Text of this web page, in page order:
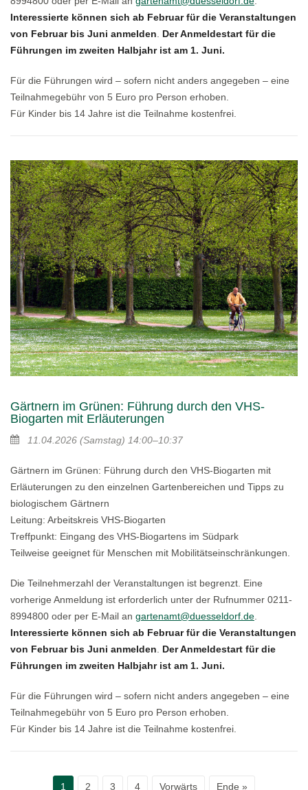
Interessierte können sich ab Februar für die Veranstaltungen
von Februar bis Juni anmelden
Der Anmeldestart für die
Führungen im zweiten Halbjahr ist am 1. Juni.
Für die Führungen wird – sofern nicht anders angegeben – eine
Teilnahmegebühr von 5 Euro pro Person erhoben.
Für Kinder bis 14 Jahre ist die Teilnahme kostenfrei.
Gärtnern im Grünen: Führung durch den VHS-
Biogarten mit Erläuterungen
11.04.2026 (Samstag) 14:00–10:37
Gärtnern im Grünen: Führung durch den VHS-Biogarten mit
Erläuterungen zu den einzelnen Gartenbereichen und Tipps zu
biologischem Gärtnern
Leitung: Arbeitskreis VHS-Biogarten
Treffpunkt: Eingang des VHS-Biogartens im Südpark
Teilweise geeignet für Menschen mit Mobilitätseinschränkungen.
Die Teilnehmerzahl der Veranstaltungen ist begrenzt. Eine
vorherige Anmeldung ist erforderlich unter der Rufnummer 0211-
8994800 oder per E-Mail an gartenamt@duesseldorf.de
Interessierte können sich ab Februar für die Veranstaltungen
von Februar bis Juni anmelden
Der Anmeldestart für die
Führungen im zweiten Halbjahr ist am 1. Juni.
Für die Führungen wird – sofern nicht anders angegeben – eine
Teilnahmegebühr von 5 Euro pro Person erhoben.
Für Kinder bis 14 Jahre ist die Teilnahme kostenfrei.
1 2 3 4 Vorwärts Ende »